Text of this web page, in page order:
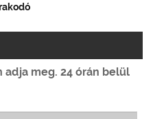
adja meg. 24 órán belül